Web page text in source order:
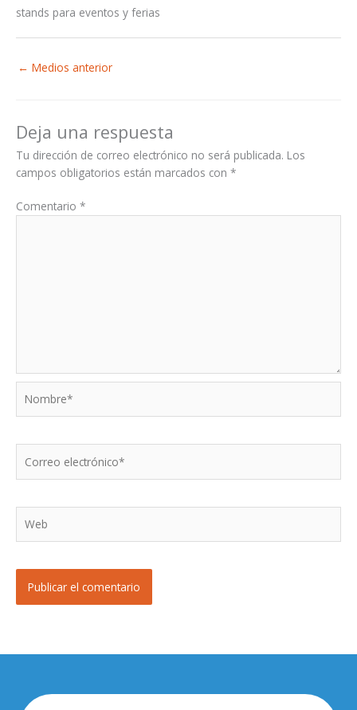
stands para eventos y ferias
← Medios anterior
Deja una respuesta
Tu dirección de correo electrónico no será publicada. Los
campos obligatorios están marcados con *
Comentario *
electrónico*